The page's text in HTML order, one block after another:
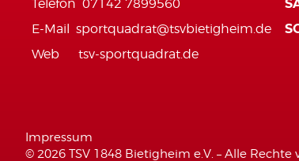
Telefon 07142 7899560
E-Mail sportquadrat@tsvbietigheim.de
Web tsv-sportquadrat.de
Impressum
© 2026 TSV 1848 Bietigheim e.V. – Alle Rechte